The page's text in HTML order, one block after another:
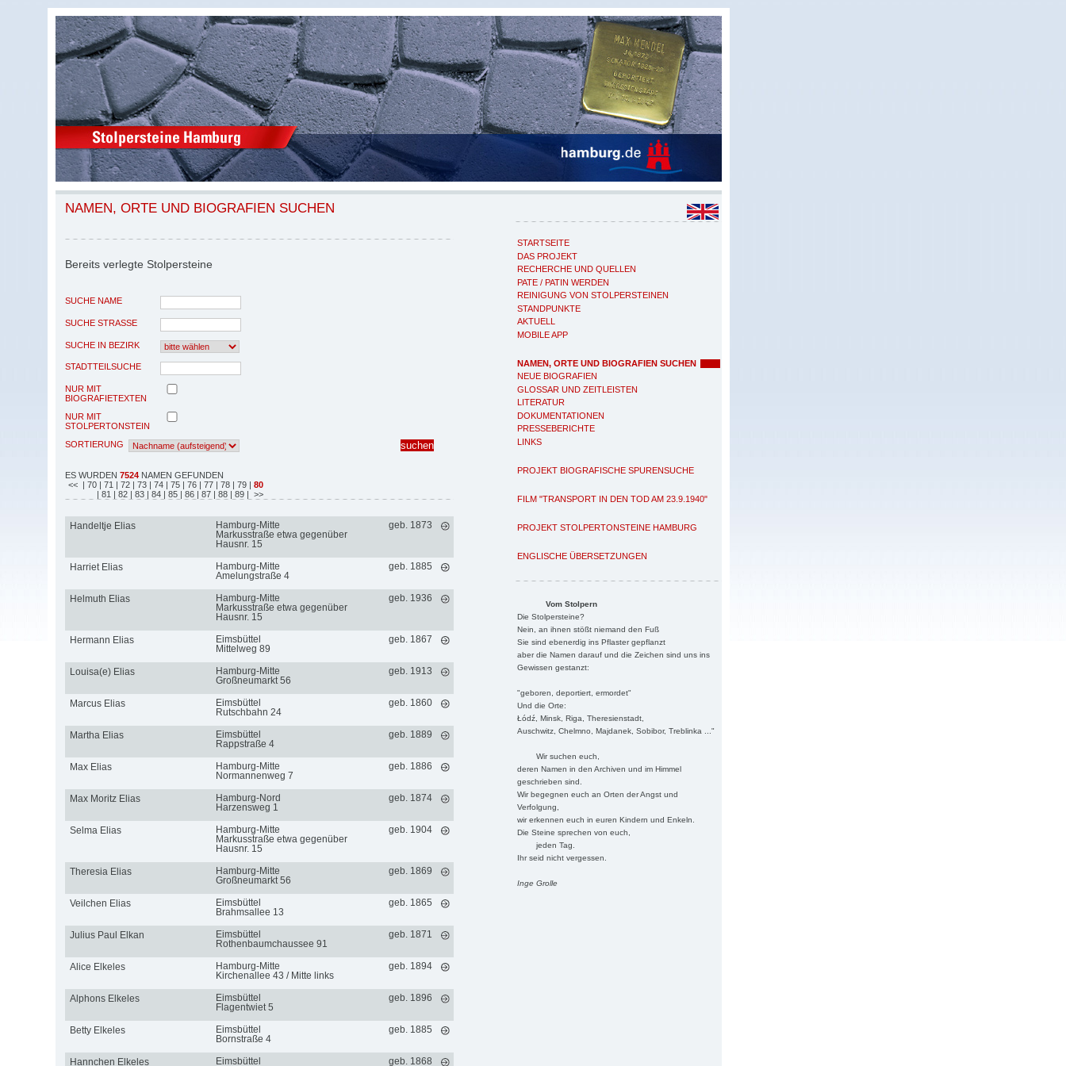
STARTSEITE
DAS PROJEKT
RECHERCHE UND QUELLEN
PATE / PATIN WERDEN
REINIGUNG VON STOLPERSTEINEN
STANDPUNKTE
AKTUELL
MOBILE APP
NAMEN, ORTE UND BIOGRAFIEN SUCHEN
NEUE BIOGRAFIEN
GLOSSAR UND ZEITLEISTEN
LITERATUR
DOKUMENTATIONEN
PRESSEBERICHTE
LINKS
PROJEKT BIOGRAFISCHE SPURENSUCHE
FILM "TRANSPORT IN DEN TOD AM 23.9.1940"
PROJEKT STOLPERTONSTEINE HAMBURG
ENGLISCHE ÜBERSETZUNGEN
Vom Stolpern
Die Stolpersteine?
Nein, an ihnen stößt niemand den Fuß
Sie sind ebenerdig ins Pflaster gepflanzt
aber die Namen darauf und die Zeichen sind uns ins
Gewissen gestanzt:
"geboren, deportiert, ermordet"
Und die Orte:
Łódź, Minsk, Riga, Theresienstadt,
Auschwitz, Chelmno, Majdanek, Sobibor, Treblinka ..."
Wir suchen euch,
deren Namen in den Archiven und im Himmel
geschrieben sind.
Wir begegnen euch an Orten der Angst und
Verfolgung,
wir erkennen euch in euren Kindern und Enkeln.
Die Steine sprechen von euch,
jeden Tag.
Ihr seid nicht vergessen.
Inge Grolle
NAMEN, ORTE UND BIOGRAFIEN SUCHEN
Bereits verlegte Stolpersteine
SUCHE NAME
SUCHE STRASSE
SUCHE IN BEZIRK
STADTTEILSUCHE
NUR MIT
BIOGRAFIETEXTEN
NUR MIT
STOLPERTONSTEIN
SORTIERUNG
ES WURDEN 7524 NAMEN GEFUNDEN
<< | 70 | 71 | 72 | 73 | 74 | 75 | 76 | 77 | 78 | 79 | 80
| 81 | 82 | 83 | 84 | 85 | 86 | 87 | 88 | 89 | >>
Handeltje Elias
Hamburg-Mitte
Markusstraße etwa gegenüber
Hausnr. 15
geb. 1873
Harriet Elias
Hamburg-Mitte
Amelungstraße 4
geb. 1885
Helmuth Elias
Hamburg-Mitte
Markusstraße etwa gegenüber
Hausnr. 15
geb. 1936
Hermann Elias
Eimsbüttel
Mittelweg 89
geb. 1867
Louisa(e) Elias
Hamburg-Mitte
Großneumarkt 56
geb. 1913
Marcus Elias
Eimsbüttel
Rutschbahn 24
geb. 1860
Martha Elias
Eimsbüttel
Rappstraße 4
geb. 1889
Max Elias
Hamburg-Mitte
Normannenweg 7
geb. 1886
Max Moritz Elias
Hamburg-Nord
Harzensweg 1
geb. 1874
Selma Elias
Hamburg-Mitte
Markusstraße etwa gegenüber
Hausnr. 15
geb. 1904
Theresia Elias
Hamburg-Mitte
Großneumarkt 56
geb. 1869
Veilchen Elias
Eimsbüttel
Brahmsallee 13
geb. 1865
Julius Paul Elkan
Eimsbüttel
Rothenbaumchaussee 91
geb. 1871
Alice Elkeles
Hamburg-Mitte
Kirchenallee 43 / Mitte links
geb. 1894
Alphons Elkeles
Eimsbüttel
Flagentwiet 5
geb. 1896
Betty Elkeles
Eimsbüttel
Bornstraße 4
geb. 1885
Hannchen Elkeles
Eimsbüttel
geb. 1868